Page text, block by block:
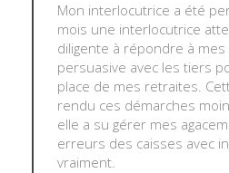
Mon interlocutrice a été
mois une interlocutrice
diligente à répondre à
persuasive avec les tiers
place de mes retraites.
rendu ces démarches
elle a su gérer mes
erreurs des caisses avec
vraiment.